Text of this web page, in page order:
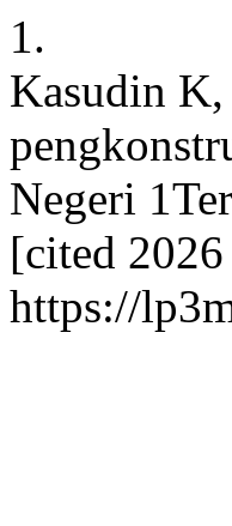
1.
Kasudin
Negeri
[cited
https://